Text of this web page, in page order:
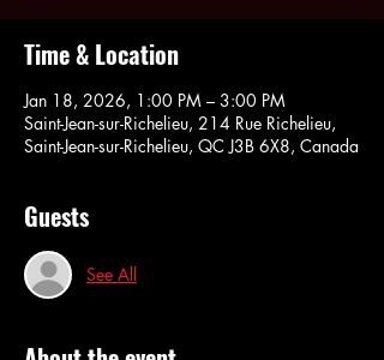
Time & Location
Jan 18, 2026, 1:00 PM – 3:00 PM
Saint-Jean-sur-Richelieu, 214 Rue Richelieu,
Saint-Jean-sur-Richelieu, QC J3B 6X8, Canada
Guests
See All